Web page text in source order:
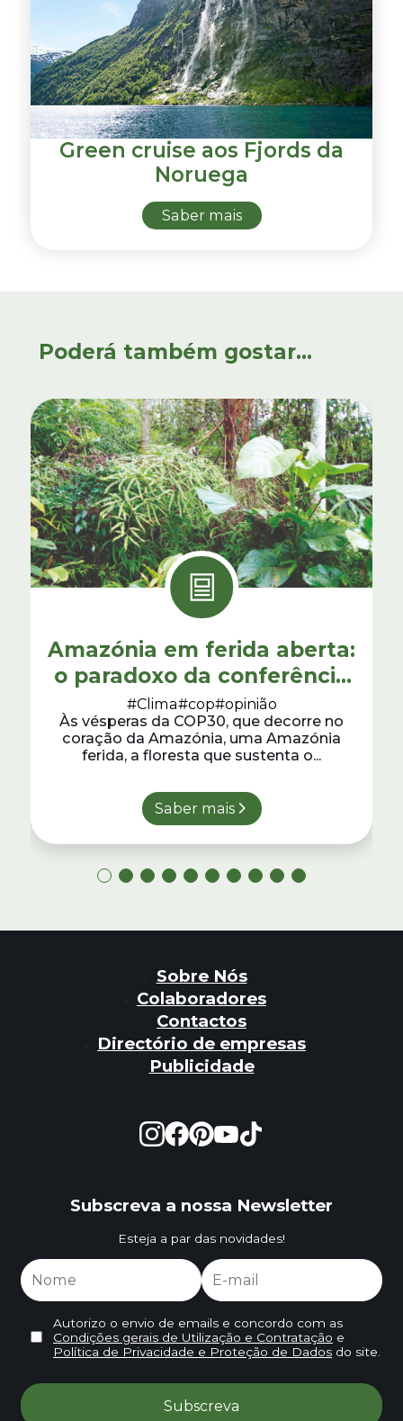
Green cruise aos Fjords da
Noruega
Saber mais
Poderá também gostar...
Amazónia em ferida aberta:
o paradoxo da conferência
do clima
#Clima#cop#opinião
Às vésperas da COP30, que decorre no
coração da Amazónia, uma Amazónia
ferida, a floresta que sustenta o...
Saber mais
Sobre Nós
Colaboradores
Contactos
Directório de empresas
Publicidade
Subscreva a nossa Newsletter
Esteja a par das novidades!
Autorizo o envio de emails e concordo com as
Condições gerais de Utilização e Contratação e
Política de Privacidade e Proteção de Dadosdo site.